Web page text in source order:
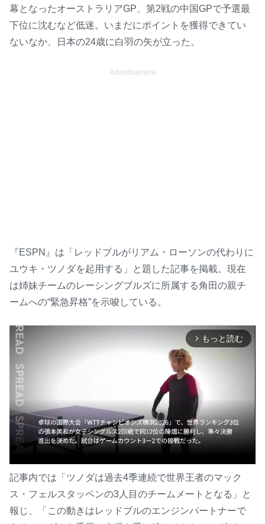
幕となったオーストラリアGP、第2戦の中国GPで予選最
下位に沈むなど低迷。いまだにポイントを獲得できてい
ないなか、日本の24歳に白羽の矢が立った。
Advertisement
『ESPN』は「レッドブルがリアム・ローソンの代わりに
ユウキ・ツノダを起用する」と題した記事を掲載。現在
は姉妹チームのレーシングブルズに所属する角田の親チ
ームへの“緊急昇格”を示唆している。
arrow_forward_ios もっと読む
M
u
記事内では「ツノダは過去4季連続で世界王者のマック
ス・フェルスタッペンの3人目のチームメートとなる」と
報じ、「この動きはレッドブルのエンジンパートナーで